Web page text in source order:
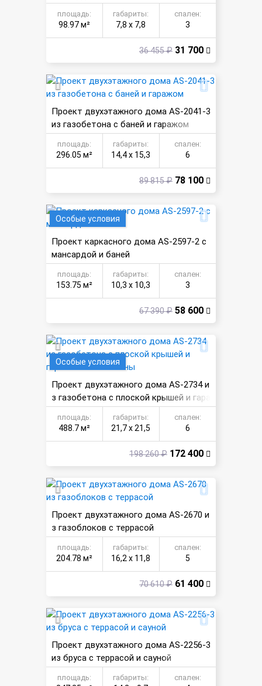
площадь:
98.97 м²
габариты:
7,8 х 7,8
спален:
3
36 455 ₽ 31 700
Проект двухэтажного дома AS-2041-3
из газобетона с баней и гаражом
площадь:
296.05 м²
габариты:
14,4 х 15,3
спален:
6
89 815 ₽ 78 100
Особые условия
Проект каркасного дома AS-2597-2 с
мансардой и баней
площадь:
153.75 м²
габариты:
10,3 х 10,3
спален:
3
67 390 ₽ 58 600
Особые условия
Проект двухэтажного дома AS-2734 и
з газобетона с плоской крышей и гара
жом на 2 машины
площадь:
488.7 м²
габариты:
21,7 х 21,5
спален:
6
198 260 ₽ 172 400
Проект двухэтажного дома AS-2670 и
з газоблоков с террасой
площадь:
204.78 м²
габариты:
16,2 х 11,8
спален:
5
70 610 ₽ 61 400
Проект двухэтажного дома AS-2256-3
из бруса с террасой и сауной
площадь: габариты: спален: